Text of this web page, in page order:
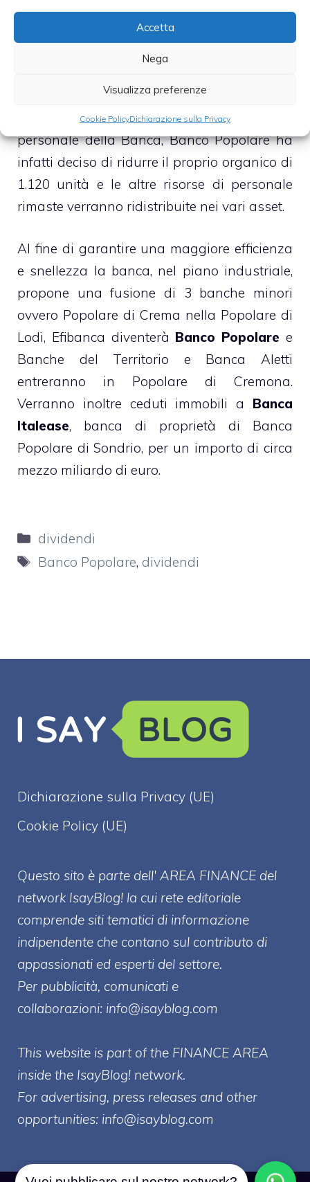
Accetta
Nega
Visualizza preferenze
Cookie PolicyDichiarazione sulla Privacy
2015. Secondo gli analisti di Equita, il titolo
di Banco Popolare dovrebbe portarsi nei
il giudizio rimane sempre improntato sul
BUY. Il tasto dolente arriva sul fronte del
personale della Banca, Banco Popolare ha
infatti deciso di ridurre il proprio organico di
1.120 unità e le altre risorse di personale
rimaste verranno ridistribuite nei vari asset.
Al fine di garantire una maggiore efficienza
e snellezza la banca, nel piano industriale,
propone una fusione di 3 banche minori
ovvero Popolare di Crema nella Popolare di
Lodi, Efibanca diventerà Banco Popolare e
Banche del Territorio e Banca Aletti
entreranno in Popolare di Cremona.
Verranno inoltre ceduti immobili a Banca
Italease, banca di proprietà di Banca
Popolare di Sondrio, per un importo di circa
mezzo miliardo di euro.
Categorie
dividendi
Tag
Banco Popolare, dividendi
Dichiarazione sulla Privacy (UE)
Cookie Policy (UE)
Questo sito è parte dell' AREA FINANCE del
network IsayBlog! la cui rete editoriale
comprende siti tematici di informazione
indipendente che contano sul contributo di
appassionati ed esperti del settore.
Per pubblicità, comunicati e
collaborazioni: info@isayblog.com
This website is part of the FINANCE AREA
inside the IsayBlog! network.
For advertising, press releases and other
opportunities: info@isayblog.com